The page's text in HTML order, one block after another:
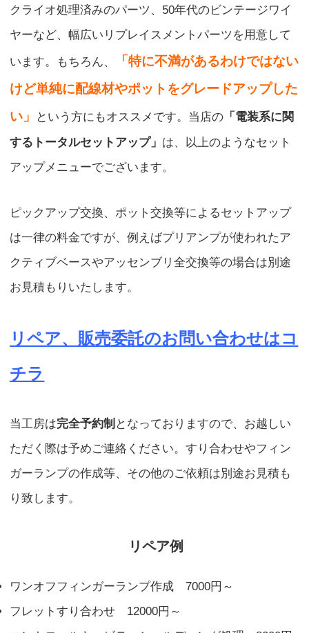
クライオ処理済みのパーツ、50年代のビンテージワイ
ヤーなど、幅広いリプレイスメントパーツを用意して
います。もちろん、
「特に不満があるわけではない
けど単純に配線材やポットをグレードアップした
い」
という方にもオススメです。当店の 「電装系に関
するトータルセットアップ」 は、以上のようなセット
アップメニューでございます。
ピックアップ交換、ポット交換等によるセットアップ
は一律の料金ですが、例えばプリアンプが使われたア
クティブベースやアッセンブリ全交換等の場合は別途
お見積もりいたします。
リペア、販売委託のお問い合わせはコ
チラ
当工房は完全予約制 となっておりますので、お越しい
ただく際は予めご連絡ください。すり合わせやフィン
ガーランプの作成等、その他のご依頼は別途お見積も
り致します。
リペア例
ワンオフフィンガーランプ作成 7000円～
フレットすり合わせ 12000円～